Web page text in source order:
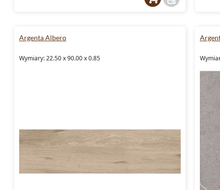
Argenta Albero
Wymiary: 22.50 x 90.00 x 0.85